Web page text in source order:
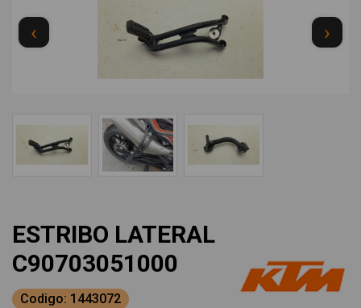
‹ ›
ESTRIBO LATERAL
C90703051000
Codigo: 1443072